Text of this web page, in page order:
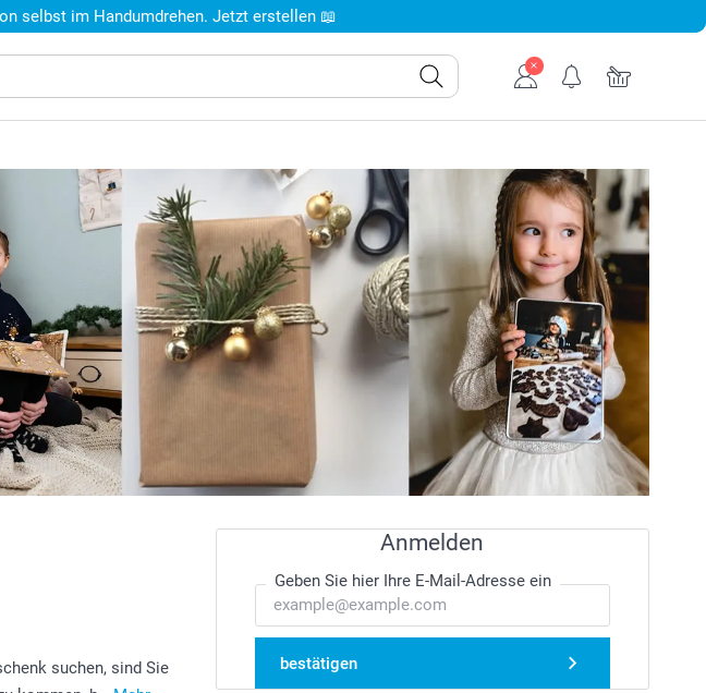
selbst im Handumdrehen. Jetzt erstellen 📖
suchen, sind Sie
Anmelden
Geben Sie hier Ihre E-Mail-Adresse ein
bestätigen